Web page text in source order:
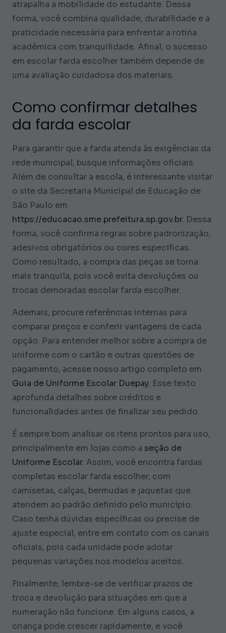
atrapalha a mobilidade do estudante. Dessa
forma, você combina qualidade, durabilidade e a
praticidade necessária para enfrentar a rotina
acadêmica com tranquilidade. Afinal, o sucesso
em escolar farda escolher também depende de
uma avaliação cuidadosa dos materiais.
Como confirmar detalhes
da farda escolar
Para garantir que a farda atenda às exigências da
rede municipal, busque informações oficiais.
Além de consultar a escola, é interessante visitar
o site da Secretaria Municipal de Educação de
São Paulo em
https://educacao.sme.prefeitura.sp.gov.br. Dessa
forma, você confirma regras sobre padronização,
adesivos obrigatórios ou cores específicas.
Como resultado, a compra das peças se torna
mais tranquila, pois você evita devoluções ou
trocas demoradas escolar farda escolher.
Ademais, procure referências internas para
comparar preços e conferir vantagens de cada
opção. Para entender melhor sobre a compra de
uniforme com o cartão e outras questões de
pagamento, acesse nosso artigo completo em
Guia de Uniforme Escolar Duepay. Esse texto
aprofunda detalhes sobre créditos e
funcionalidades antes de finalizar seu pedido.
É sempre bom analisar os itens prontos para uso,
principalmente em lojas como a seção de
Uniforme Escolar. Assim, você encontra fardas
completas escolar farda escolher, com
camisetas, calças, bermudas e jaquetas que
atendem ao padrão definido pelo município.
Caso tenha dúvidas específicas ou precise de
ajuste especial, entre em contato com os canais
oficiais, pois cada unidade pode adotar
pequenas variações nos modelos aceitos.
Finalmente, lembre-se de verificar prazos de
troca e devolução para situações em que a
numeração não funcione. Em alguns casos, a
criança pode crescer rapidamente, e você